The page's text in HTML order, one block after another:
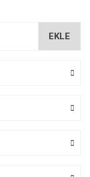
EKLE